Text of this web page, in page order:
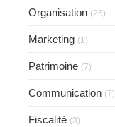
Organisation (26)
Marketing (1)
Patrimoine (7)
Communication (7)
Fiscalité (3)